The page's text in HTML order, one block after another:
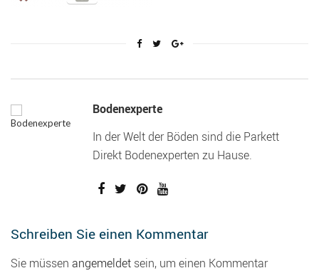
Bodenexperte
In der Welt der Böden sind die Parkett
Direkt Bodenexperten zu Hause.
Schreiben Sie einen Kommentar
Sie müssen angemeldet sein, um einen Kommentar